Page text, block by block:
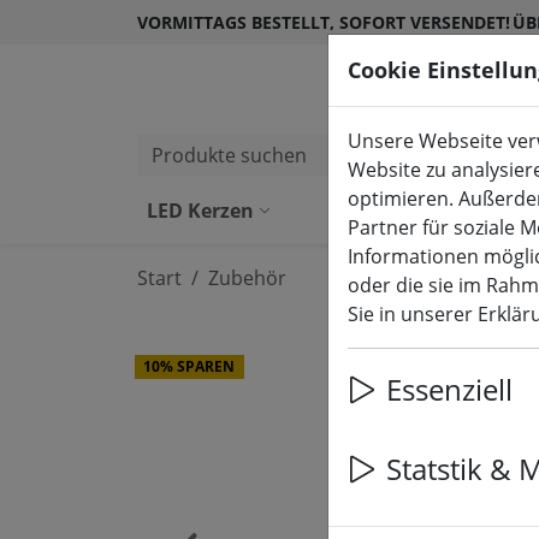
VORMITTAGS BESTELLT, SOFORT VERSENDET!
Produkte suchen
LED Kerzen LED Kerzen
Start Zubehör
10% SPAREN
Cookie
Unsere Webseite
Website zu
optimieren.
Partner für soziale
Informationen
oder die sie im
Sie in unserer
Essenziell
Statstik &